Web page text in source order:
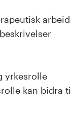
arbeid
yrkesrolle
kan bidra til